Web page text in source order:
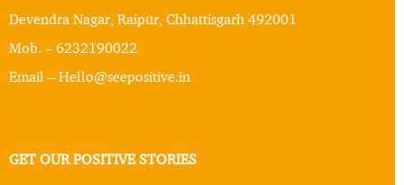
Devendra Nagar, Raipur, Chhattisgarh 492001
Mob. – 6232190022
Email – Hello@seepositive.in
GET OUR POSITIVE STORIES